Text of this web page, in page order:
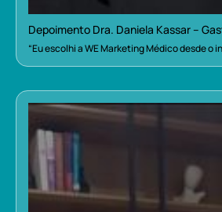
Depoimento Dra. Daniela Kassar –
“Eu escolhi a WE Marketing Médico desde o